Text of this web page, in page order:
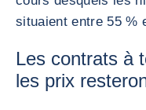
situaient entre 55 %
Les contrats à
les prix